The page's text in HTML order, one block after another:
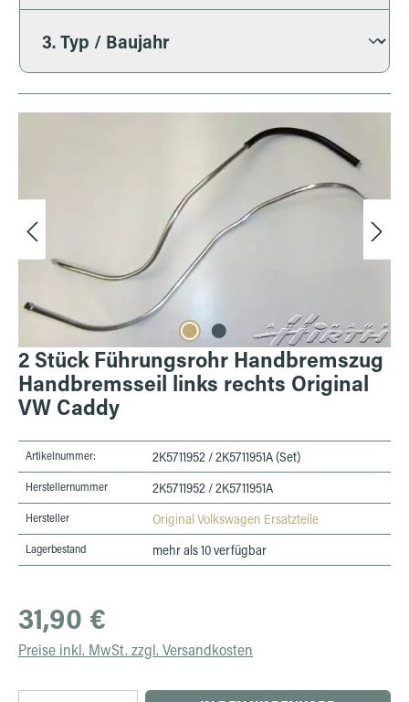
2 Stück Führungsrohr Handbremszug
Handbremsseil links rechts Original
VW Caddy
Artikelnummer: 2K5711952 / 2K5711951A (Set)
Herstellernummer 2K5711952 / 2K5711951A
Hersteller Original Volkswagen Ersatzteile
Lagerbestand mehr als 10 verfügbar
Regulärer Preis:
31,90 €
Preise inkl. MwSt. zzgl. Versandkosten